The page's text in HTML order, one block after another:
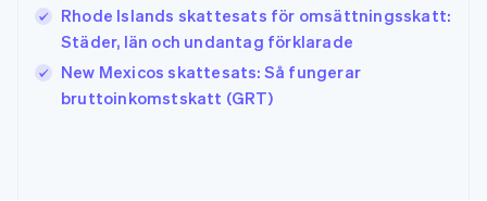
Rhode Islands skattesats för omsättningsskatt:
Städer, län och undantag förklarade
New Mexicos skattesats: Så fungerar
bruttoinkomstskatt (GRT)
Japan
日本語 English
Kanada
EnglishFrançais
Kroatien